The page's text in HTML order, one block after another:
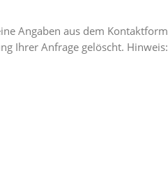
Angaben aus dem
Ihrer Anfrage gelöscht.